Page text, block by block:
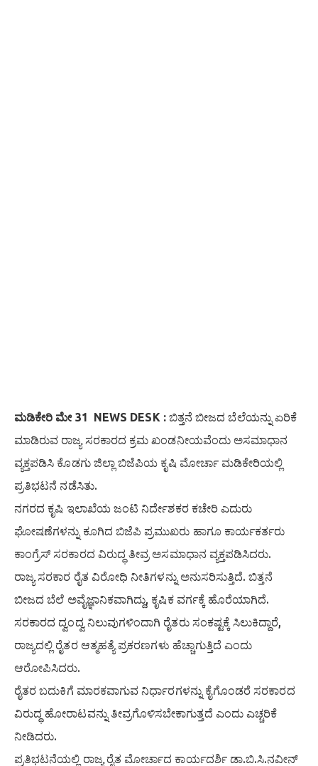
ಮಡಿಕೇರಿ ಮೇ 31 NEWS DESK :ಬಿತ್ತನೆ ಬೀಜದ ಬೆಲೆಯನ್ನು ಏರಿಕೆ
ಮಾಡಿರುವ ರಾಜ್ಯ ಸರಕಾರದ ಕ್ರಮ ಖಂಡನೀಯವೆಂದು ಅಸಮಾಧಾನ
ವ್ಯಕ್ತಪಡಿಸಿ ಕೊಡಗು ಜಿಲ್ಲಾ ಬಿಜೆಪಿಯ ಕೃಷಿ ಮೋರ್ಚಾ ಮಡಿಕೇರಿಯಲ್ಲಿ
ಪ್ರತಿಭಟನೆ ನಡೆಸಿತು.
ನಗರದ ಕೃಷಿ ಇಲಾಖೆಯ ಜಂಟಿ ನಿರ್ದೇಶಕರ ಕಚೇರಿ ಎದುರು
ಘೋಷಣೆಗಳನ್ನು ಕೂಗಿದ ಬಿಜೆಪಿ ಪ್ರಮುಖರು ಹಾಗೂ ಕಾರ್ಯಕರ್ತರು
ಕಾಂಗ್ರೆಸ್ ಸರಕಾರದ ವಿರುದ್ಧ ತೀವ್ರ ಅಸಮಾಧಾನ ವ್ಯಕ್ತಪಡಿಸಿದರು.
ರಾಜ್ಯ ಸರಕಾರ ರೈತ ವಿರೋಧಿ ನೀತಿಗಳನ್ನು ಅನುಸರಿಸುತ್ತಿದೆ. ಬಿತ್ತನೆ
ಬೀಜದ ಬೆಲೆ ಅವೈಜ್ಞಾನಿಕವಾಗಿದ್ದು, ಕೃಷಿಕ ವರ್ಗಕ್ಕೆ ಹೊರೆಯಾಗಿದೆ.
ಸರಕಾರದ ದ್ವಂದ್ವ ನಿಲುವುಗಳಿಂದಾಗಿ ರೈತರು ಸಂಕಷ್ಟಕ್ಕೆ ಸಿಲುಕಿದ್ದಾರೆ,
ರಾಜ್ಯದಲ್ಲಿ ರೈತರ ಆತ್ಮಹತ್ಯೆ ಪ್ರಕರಣಗಳು ಹೆಚ್ಚಾಗುತ್ತಿದೆ ಎಂದು
ಆರೋಪಿಸಿದರು.
ರೈತರ ಬದುಕಿಗೆ ಮಾರಕವಾಗುವ ನಿರ್ಧಾರಗಳನ್ನು ಕೈಗೊಂಡರೆ ಸರಕಾರದ
ವಿರುದ್ಧ ಹೋರಾಟವನ್ನು ತೀವ್ರಗೊಳಿಸಬೇಕಾಗುತ್ತದೆ ಎಂದು ಎಚ್ಚರಿಕೆ
ನೀಡಿದರು.
ಪ್ರತಿಭಟನೆಯಲ್ಲಿ ರಾಜ್ಯ ರೈತ ಮೋರ್ಚಾದ ಕಾರ್ಯದರ್ಶಿ ಡಾ.ಬಿ.ಸಿ.ನವೀನ್